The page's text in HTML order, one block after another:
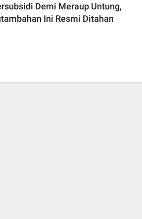
Demi Meraup Untung,
Ini Resmi Ditahan